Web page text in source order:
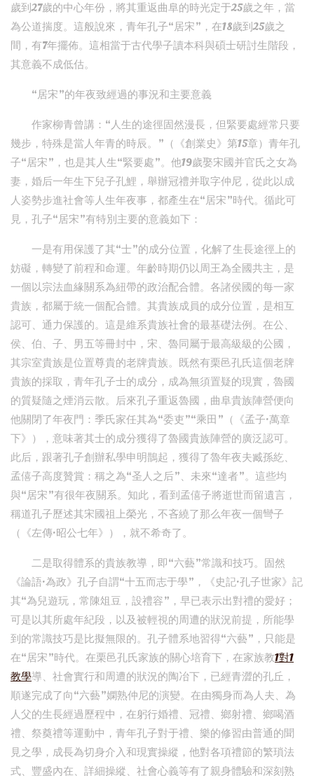
歲到27歲的中心年份，將其重返曲阜的時光定于25歲之年，當
為公道揣度。這般說來，青年孔子“居宋”，在18歲到25歲之
間，有7年擺佈。這相當于古代學子讀本科與碩士研討生階段，
其意義不成低估。
“居宋”的年夜致經過的事況和主要意義
作家柳青曾講：“人生的途徑固然漫長，但緊要處經常只要
幾步，特殊是當人年青的時辰。”（《創業史》第15章）青年孔
子“居宋”，也是其人生“緊要處”。他19歲娶宋國并官氏之女為
妻，婚后一年生下兒子孔鯉，舉辦冠禮并取字仲尼，從此以成
人姿勢步進社會等人生年夜事，都產生在“居宋”時代。循此可
見，孔子“居宋”有特別主要的意義如下：
一是有用保護了其“士”的成分位置，化解了生長途徑上的
妨礙，轉變了前程和命運。年齡時期仍以周王為全國共主，是
一個以宗法血緣關系為紐帶的政治配合體。各諸侯國的每一家
貴族，都屬于統一個配合體。其貴族成員的成分位置，是相互
認可、通力保護的。這是維系貴族社會的最基礎法例。在公、
侯、伯、子、男五等冊封中，宋、魯同屬于最高級級的公國，
其宗室貴族是位置尊貴的老牌貴族。既然有栗邑孔氏這個老牌
貴族的採取，青年孔子士的成分，成為無須置疑的現實，魯國
的質疑隨之煙消云散。后來孔子重返魯國，曲阜貴族陣營便向
他關閉了年夜門：季氏家任其為“委吏”“乘田”（《孟子·萬章
下》），意味著其士的成分獲得了魯國貴族陣營的廣泛認可。
此后，跟著孔子創辦私學申明鵲起，獲得了魯年夜夫臧孫紇、
孟僖子高度贊賞：稱之為“圣人之后”、未來“達者”。這些均
與“居宋”有很年夜關系。知此，看到孟僖子將逝世而留遺言，
稱道孔子歷述其宋國祖上榮光，不吝繞了那么年夜一個彎子
（《左傳·昭公七年》），就不希奇了。
二是取得體系的貴族教導，即“六藝”常識和技巧。固然
《論語·為政》孔子自謂“十五而志于學”，《史記·孔子世家》記
其“為兒遊玩，常陳俎豆，設禮容”，早已表示出對禮的愛好；
可是以其所處年紀段，以及被輕視的周遭的狀況前提，所能學
到的常識技巧是比擬無限的。孔子體系地習得“六藝”，只能是
在“居宋”時代。在栗邑孔氏家族的關心培育下，在家族教1對1
教學導、社會實行和周遭的狀況的陶冶下，已經青澀的孔丘，
順遂完成了向“六藝”嫻熟仲尼的演變。在由獨身而為人夫、為
人父的生長經過歷程中，在躬行婚禮、冠禮、鄉射禮、鄉喝酒
禮、祭奠禮等運動中，青年孔子對于禮、樂的修習由普通的聞
見之學，成長為切身介入和現實操縱，他對各項禮節的繁瑣法
式、豐盛內在、詳細操縱、社會心義等有了親身體驗和深刻熟